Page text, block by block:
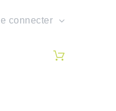
connecter